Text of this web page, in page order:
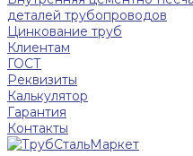
деталей трубопроводов
Цинкование труб
Клиентам
ГОСТ
Реквизиты
Калькулятор
Гарантия
Контакты